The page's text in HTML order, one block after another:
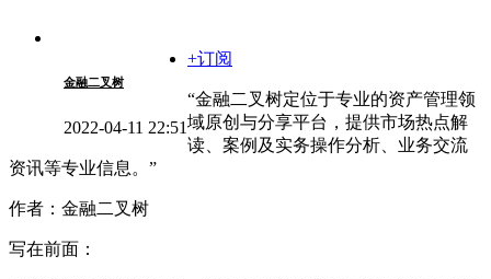
金融二叉树
2022-04-11 22:51
+订阅
“金融二叉树定位于专业的资产管理领
域原创与分享平台，提供市场热点解
读、案例及实务操作分析、业务交流
资讯等专业信息。”
作者：金融二叉树
写在前面：